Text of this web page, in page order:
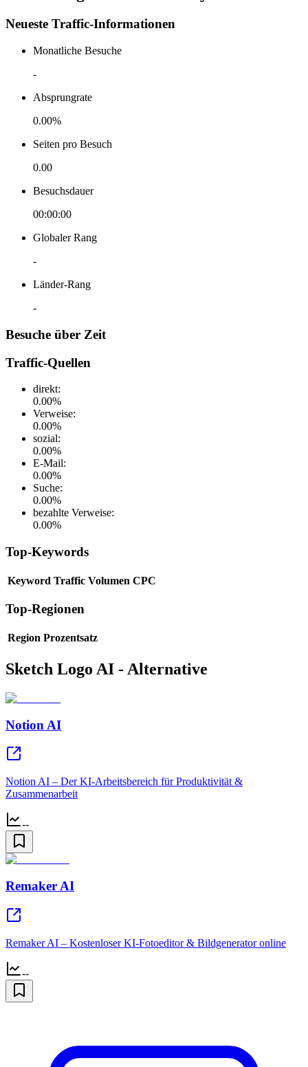
Neueste Traffic-Informationen
Monatliche Besuche
-
Absprungrate
0.00%
Seiten pro Besuch
0.00
Besuchsdauer
00:00:00
Globaler Rang
-
Länder-Rang
-
Besuche über Zeit
Traffic-Quellen
direkt:
0.00%
Verweise:
0.00%
sozial:
0.00%
E-Mail:
0.00%
Suche:
0.00%
bezahlte Verweise:
0.00%
Top-Keywords
Keyword Traffic Volumen CPC
Top-Regionen
Region Prozentsatz
Sketch Logo AI - Alternative
Notion AI
Notion AI – Der KI-Arbeitsbereich für Produktivität &
Zusammenarbeit
--
Remaker AI
Remaker AI – Kostenloser KI-Fotoeditor & Bildgenerator online
--